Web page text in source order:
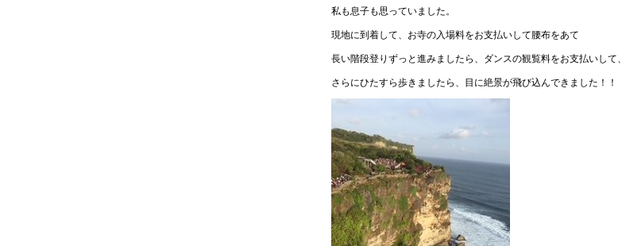
私も息子も思っていました。
現地に到着して、お寺の入場料をお支払いして腰布をあて
長い階段登りずっと進みましたら、ダンスの観覧料をお支払いして、
さらにひたすら歩きましたら、目に絶景が飛び込んできました！！